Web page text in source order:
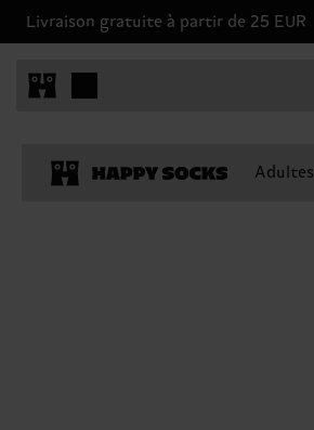
Livraison gratuite à partir de 25 EUR
Adultes